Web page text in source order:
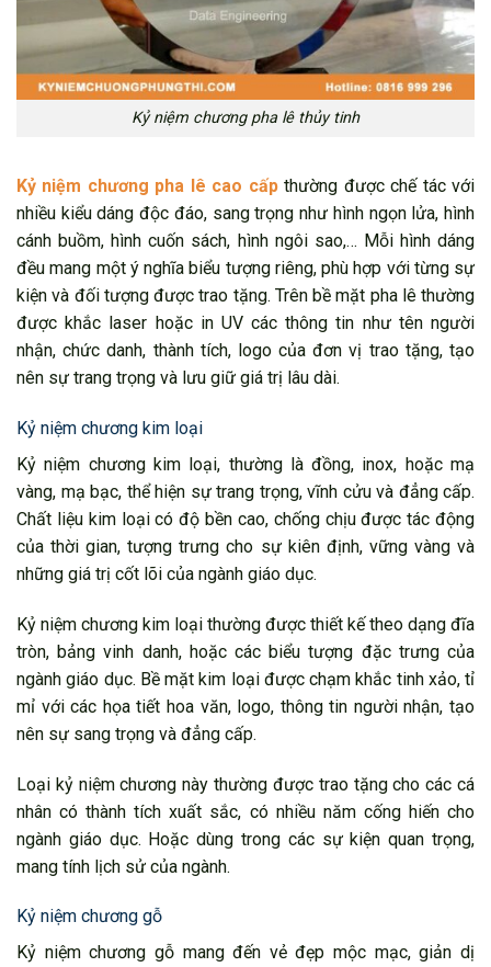
Kỷ niệm chương pha lê thủy tinh
Kỷ niệm chương pha lê cao cấpthường được chế tác với
nhiều kiểu dáng độc đáo, sang trọng như hình ngọn lửa, hình
cánh buồm, hình cuốn sách, hình ngôi sao,… Mỗi hình dáng
đều mang một ý nghĩa biểu tượng riêng, phù hợp với từng sự
kiện và đối tượng được trao tặng. Trên bề mặt pha lê thường
được khắc laser hoặc in UV các thông tin như tên người
nhận, chức danh, thành tích, logo của đơn vị trao tặng, tạo
nên sự trang trọng và lưu giữ giá trị lâu dài.
Kỷ niệm chương kim loại
Kỷ niệm chương kim loại, thường là đồng, inox, hoặc mạ
vàng, mạ bạc, thể hiện sự trang trọng, vĩnh cửu và đẳng cấp.
Chất liệu kim loại có độ bền cao, chống chịu được tác động
của thời gian, tượng trưng cho sự kiên định, vững vàng và
những giá trị cốt lõi của ngành giáo dục.
Kỷ niệm chương kim loại thường được thiết kế theo dạng đĩa
tròn, bảng vinh danh, hoặc các biểu tượng đặc trưng của
ngành giáo dục. Bề mặt kim loại được chạm khắc tinh xảo, tỉ
mỉ với các họa tiết hoa văn, logo, thông tin người nhận, tạo
nên sự sang trọng và đẳng cấp.
Loại kỷ niệm chương này thường được trao tặng cho các cá
nhân có thành tích xuất sắc, có nhiều năm cống hiến cho
ngành giáo dục. Hoặc dùng trong các sự kiện quan trọng,
mang tính lịch sử của ngành.
Kỷ niệm chương gỗ
Kỷ niệm chương gỗ mang đến vẻ đẹp mộc mạc, giản dị